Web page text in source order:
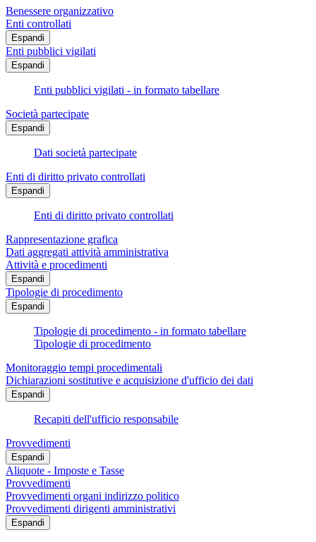
Benessere organizzativo
Enti controllati
Espandi
Enti pubblici vigilati
Espandi
Enti pubblici vigilati - in formato tabellare
Società partecipate
Espandi
Dati società partecipate
Enti di diritto privato controllati
Espandi
Enti di diritto privato controllati
Rappresentazione grafica
Dati aggregati attività amministrativa
Attività e procedimenti
Espandi
Tipologie di procedimento
Espandi
Tipologie di procedimento - in formato tabellare
Tipologie di procedimento
Monitoraggio tempi procedimentali
Dichiarazioni sostitutive e acquisizione d'ufficio dei dati
Espandi
Recapiti dell'ufficio responsabile
Provvedimenti
Espandi
Aliquote - Imposte e Tasse
Provvedimenti
Provvedimenti organi indirizzo politico
Provvedimenti dirigenti amministrativi
Espandi